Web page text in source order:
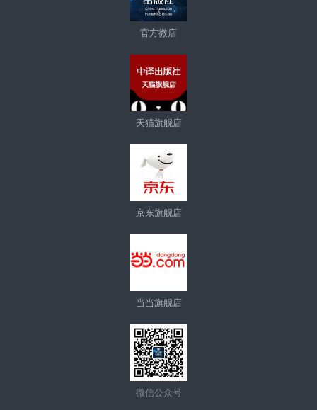
官方微店
天猫旗舰店
京东旗舰店
当当旗舰店
微信公众号